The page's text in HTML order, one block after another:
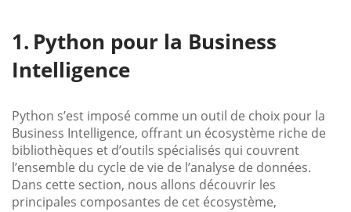
Python pour la Business
Intelligence
Python s’est imposé comme un outil de choix pour la
Business Intelligence, offrant un écosystème riche de
bibliothèques et d’outils spécialisés qui couvrent
l’ensemble du cycle de vie de l’analyse de données.
Dans cette section, nous allons découvrir les
principales composantes de cet écosystème,